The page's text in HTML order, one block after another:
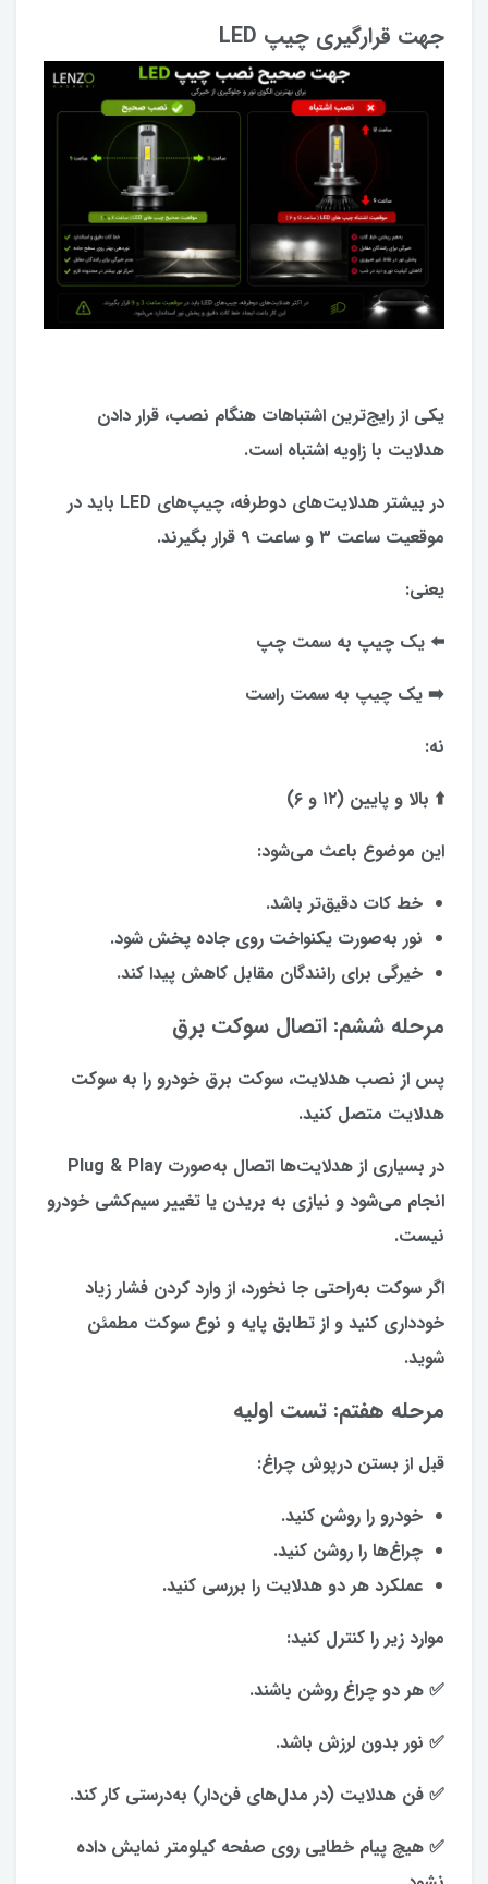
جهت قرارگیری چیپ LED
یکی از رایج‌ترین اشتباهات هنگام نصب، قرار دادن
هدلایت با زاویه اشتباه است.
در بیشتر هدلایت‌های دوطرفه، چیپ‌های LED باید در
موقعیت ساعت ۳ و ساعت ۹ قرار بگیرند.
یعنی:
⬅️ یک چیپ به سمت چپ
➡️ یک چیپ به سمت راست
نه:
⬆️ بالا و پایین (۱۲ و ۶)
این موضوع باعث می‌شود:
خط کات دقیق‌تر باشد.
نور به‌صورت یکنواخت روی جاده پخش شود.
خیرگی برای رانندگان مقابل کاهش پیدا کند.
مرحله ششم: اتصال سوکت برق
پس از نصب هدلایت، سوکت برق خودرو را به سوکت
هدلایت متصل کنید.
در بسیاری از هدلایت‌ها اتصال به‌صورت Plug & Play
انجام می‌شود و نیازی به بریدن یا تغییر سیم‌کشی خودرو
نیست.
اگر سوکت به‌راحتی جا نخورد، از وارد کردن فشار زیاد
خودداری کنید و از تطابق پایه و نوع سوکت مطمئن
شوید.
مرحله هفتم: تست اولیه
قبل از بستن درپوش چراغ:
خودرو را روشن کنید.
چراغ‌ها را روشن کنید.
عملکرد هر دو هدلایت را بررسی کنید.
موارد زیر را کنترل کنید:
✅ هر دو چراغ روشن باشند.
✅ نور بدون لرزش باشد.
✅ فن هدلایت (در مدل‌های فن‌دار) به‌درستی کار کند.
✅ هیچ پیام خطایی روی صفحه کیلومتر نمایش داده